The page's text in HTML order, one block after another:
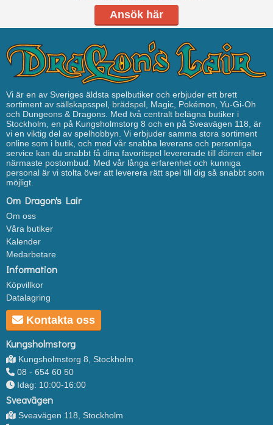
Ansök här
Vi är en av Sveriges äldsta spelbutiker och erbjuder ett brett
sortiment av sällskapsspel, brädspel, Magic, Pokémon, Yu-Gi-Oh
och Dungeons & Dragons. Med två centralt belägna butiker i
Stockholm, en på Kungsholmstorg 8 och en på Sveavägen 118, är
vi en viktig del av spelhobbyn. Vi erbjuder samma stora sortiment
online som i butik, och med vår snabba leverans och personliga
service kan du snabbt få dina favoritspel levererade till dörren eller
närmaste postombud. Med vår långa erfarenhet och kunniga
personal är vi stolta över att leverera rätt spel till dig så snabbt som
möjligt.
Om Dragon's Lair
Om oss
Våra butiker
Kalender
Medarbetare
Information
Köpvillkor
Datalagring
Kontakta oss
Kungsholmstorg
Kungsholmstorg 8, Stockholm
08 - 654 60 50
Idag: 10:00-16:00
Sveavägen
Sveavägen 118, Stockholm